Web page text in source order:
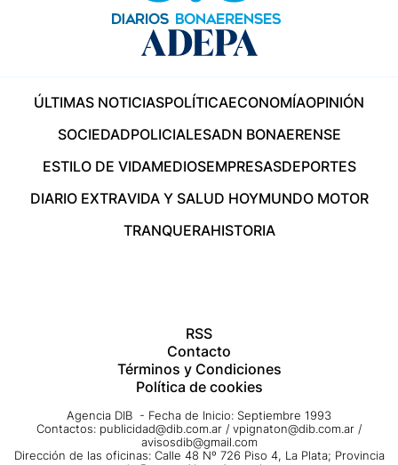
ÚLTIMAS NOTICIASPOLÍTICAECONOMÍAOPINIÓN
SOCIEDADPOLICIALESADN BONAERENSE
ESTILO DE VIDAMEDIOSEMPRESASDEPORTES
DIARIO EXTRAVIDA Y SALUD HOYMUNDO MOTOR
TRANQUERAHISTORIA
RSS
Contacto
Términos y Condiciones
Política de cookies
Agencia DIB - Fecha de Inicio: Septiembre 1993
Contactos: publicidad@dib.com.ar / vpignaton@dib.com.ar /
avisosdib@gmail.com
Dirección de las oficinas: Calle 48 Nº 726 Piso 4, La Plata; Provincia